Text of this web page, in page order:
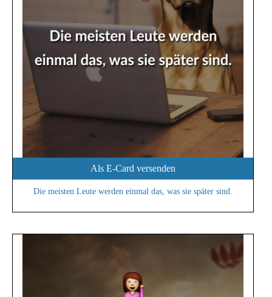
Als E-Card versenden
Die meisten Leute werden einmal das, was sie später sind.